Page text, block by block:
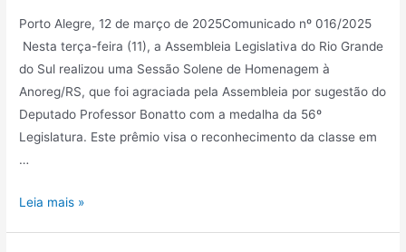
Porto Alegre, 12 de março de 2025Comunicado nº 016/2025
Nesta terça-feira (11), a Assembleia Legislativa do Rio Grande
do Sul realizou uma Sessão Solene de Homenagem à
Anoreg/RS, que foi agraciada pela Assembleia por sugestão do
Deputado Professor Bonatto com a medalha da 56º
Legislatura. Este prêmio visa o reconhecimento da classe em
…
Leia mais »